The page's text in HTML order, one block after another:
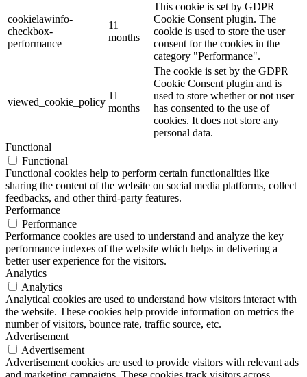
cookielawinfo-
checkbox-
performance
11
months
This cookie is set by GDPR
Cookie Consent plugin. The
cookie is used to store the user
consent for the cookies in the
category "Performance".
viewed_cookie_policy
11
months
The cookie is set by the GDPR
Cookie Consent plugin and is
used to store whether or not user
has consented to the use of
cookies. It does not store any
personal data.
Functional
Functional
Functional cookies help to perform certain functionalities like
sharing the content of the website on social media platforms, collect
feedbacks, and other third-party features.
Performance
Performance
Performance cookies are used to understand and analyze the key
performance indexes of the website which helps in delivering a
better user experience for the visitors.
Analytics
Analytics
Analytical cookies are used to understand how visitors interact with
the website. These cookies help provide information on metrics the
number of visitors, bounce rate, traffic source, etc.
Advertisement
Advertisement
Advertisement cookies are used to provide visitors with relevant ads